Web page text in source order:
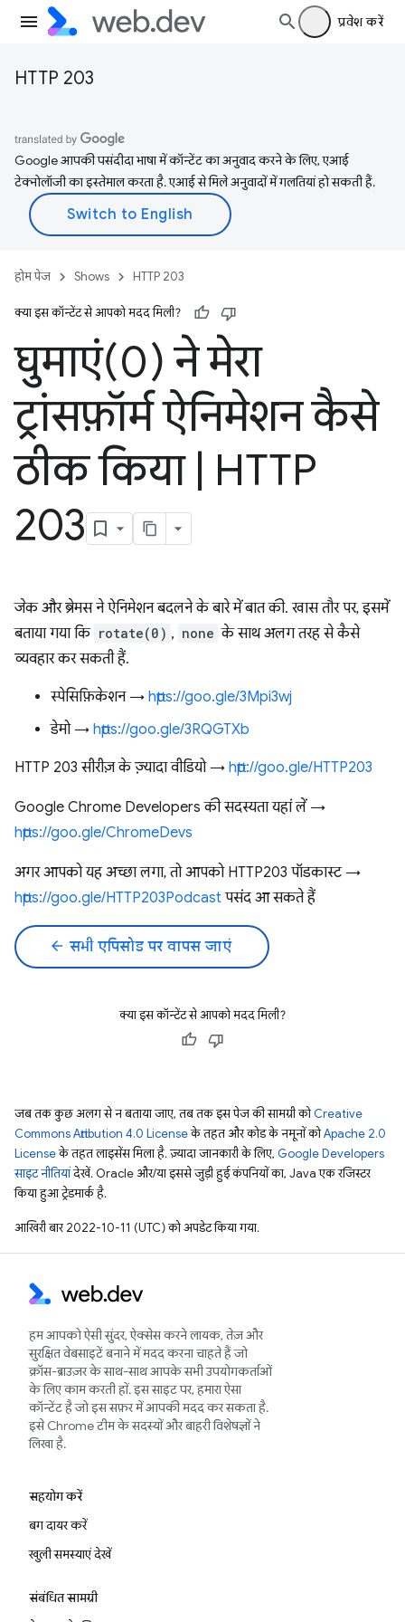
प्रवेश करें
HTTP 203
Google आपकी पसंदीदा भाषा में कॉन्टेंट का अनुवाद करने के लिए, एआई
टेक्नोलॉजी का इस्तेमाल करता है. एआई से मिले अनुवादों में गलतियां हो सकती हैं.
होम पेज Shows HTTP 203
क्या इस कॉन्टेंट से आपको मदद मिली?
घुमाएं(0) ने मेरा
ट्रांसफ़ॉर्म ऐनिमेशन कैसे
ठीक किया HTTP
203
जेक और ब्रेमस ने ऐनिमेशन बदलने के बारे में बात की. खास तौर पर, इसमें
बताया गया कि rotate(0) , none के साथ अलग तरह से कैसे
व्यवहार कर सकती हैं.
स्पेसिफ़िकेशन → https://goo.gle/3Mpi3wj
डेमो → https://goo.gle/3RQGTXb
HTTP 203 सीरीज़ के ज़्यादा वीडियो → http://goo.gle/HTTP203
Google Chrome Developers की सदस्यता यहां लें →
https://goo.gle/ChromeDevs
अगर आपको यह अच्छा लगा, तो आपको HTTP203 पॉडकास्ट →
https://goo.gle/HTTP203Podcast पसंद आ सकते हैं
arrow_back सभी एपिसोड पर वापस जाएं
क्या इस कॉन्टेंट से आपको मदद मिली?
जब तक कुछ अलग से न बताया जाए, तब तक इस पेज की सामग्री कोCreative
Commons Attribution 4.0 Licenseके तहत और कोड के नमूनों कोApache 2.0
Licenseके तहत लाइसेंस मिला है. ज़्यादा जानकारी के लिए, Google Developers
साइट नीतियांदेखें. Oracle और/या इससे जुड़ी हुई कंपनियों का, Java एक रजिस्टर
किया हुआ ट्रेडमार्क है.
आखिरी बार 2022-10-11 (UTC) को अपडेट किया गया.
हम आपको ऐसी सुंदर, ऐक्सेस करने लायक, तेज़ और
सुरक्षित वेबसाइटें बनाने में मदद करना चाहते हैं जो
क्रॉस-ब्राउज़र के साथ-साथ आपके सभी उपयोगकर्ताओं
के लिए काम करती हों. इस साइट पर, हमारा ऐसा
कॉन्टेंट है जो इस सफ़र में आपकी मदद कर सकता है.
इसे Chrome टीम के सदस्यों और बाहरी विशेषज्ञों ने
लिखा है.
सहयोग करें
बग दायर करें
खुली समस्याएं देखें
संबंधित सामग्री